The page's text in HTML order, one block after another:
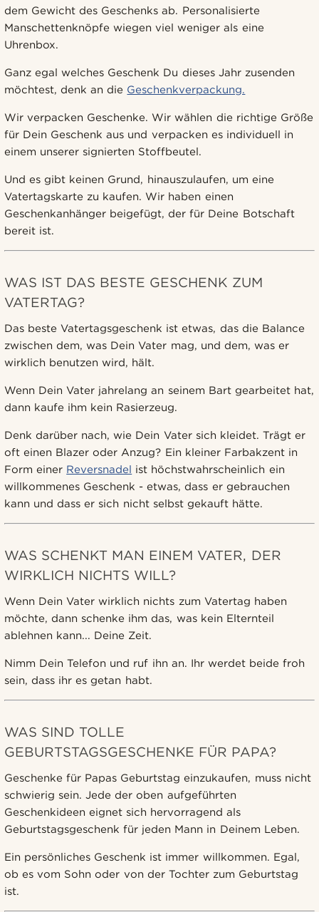
dem Gewicht des Geschenks ab. Personalisierte
Manschettenknöpfe wiegen viel weniger als eine
Uhrenbox.
Ganz egal welches Geschenk Du dieses Jahr zusenden
möchtest, denk an die Geschenkverpackung.
Wir verpacken Geschenke. Wir wählen die richtige Größe
für Dein Geschenk aus und verpacken es individuell in
einem unserer signierten Stoffbeutel.
Und es gibt keinen Grund, hinauszulaufen, um eine
Vatertagskarte zu kaufen. Wir haben einen
Geschenkanhänger beigefügt, der für Deine Botschaft
bereit ist.
WAS IST DAS BESTE GESCHENK ZUM
VATERTAG?
Das beste Vatertagsgeschenk ist etwas, das die Balance
zwischen dem, was Dein Vater mag, und dem, was er
wirklich benutzen wird, hält.
Wenn Dein Vater jahrelang an seinem Bart gearbeitet hat,
dann kaufe ihm kein Rasierzeug.
Denk darüber nach, wie Dein Vater sich kleidet. Trägt er
oft einen Blazer oder Anzug? Ein kleiner Farbakzent in
Form einer Reversnadel ist höchstwahrscheinlich ein
willkommenes Geschenk - etwas, dass er gebrauchen
kann und dass er sich nicht selbst gekauft hätte.
WAS SCHENKT MAN EINEM VATER, DER
WIRKLICH NICHTS WILL?
Wenn Dein Vater wirklich nichts zum Vatertag haben
möchte, dann schenke ihm das, was kein Elternteil
ablehnen kann... Deine Zeit.
Nimm Dein Telefon und ruf ihn an. Ihr werdet beide froh
sein, dass ihr es getan habt.
WAS SIND TOLLE
GEBURTSTAGSGESCHENKE FÜR PAPA?
Geschenke für Papas Geburtstag einzukaufen, muss nicht
schwierig sein. Jede der oben aufgeführten
Geschenkideen eignet sich hervorragend als
Geburtstagsgeschenk für jeden Mann in Deinem Leben.
Ein persönliches Geschenk ist immer willkommen. Egal,
ob es vom Sohn oder von der Tochter zum Geburtstag
ist.